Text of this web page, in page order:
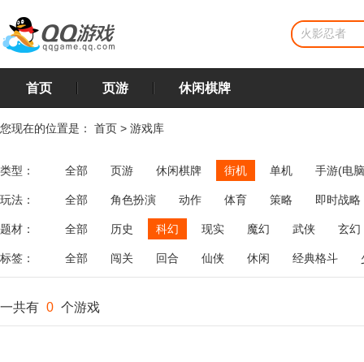
首页 页游 休闲棋牌
您现在的位置是： 首页 > 游戏库
类型： 全部 页游 休闲棋牌 街机 单机 手游(电
玩法： 全部 角色扮演 动作 体育 策略
即时战略
飞行
恋爱 第三人称射击 棋类 牌类 麻将
题材： 全部 历史 科幻 现实 魔幻 武侠 玄幻
标签： 全部 闯关 回合 仙侠 休闲 经典格斗
一共有 0 个游戏